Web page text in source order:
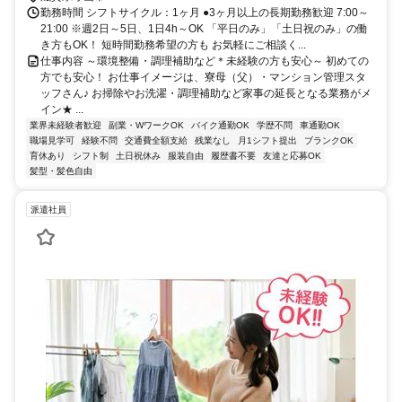
勤務時間 シフトサイクル：1ヶ月 ●3ヶ月以上の長期勤務歓迎 7:00～
21:00 ※週2日～5日、1日4h～OK 「平日のみ」「土日祝のみ」の働
き方もOK！ 短時間勤務希望の方も お気軽にご相談く...
仕事内容 ～環境整備・調理補助など＊未経験の方も安心～ 初めての
方でも安心！ お仕事イメージは、寮母（父）・マンション管理スタ
ッフさん♪ お掃除やお洗濯・調理補助など家事の延長となる業務がメ
イン★ ...
業界未経験者歓迎 副業・WワークOK バイク通勤OK 学歴不問
車通勤OK
職場見学可
経験不問 交通費全額支給 残業なし 月1シフト提出
ブランクOK
育休あり
シフト制 土日祝休み 服装自由 履歴書不要
友達と応募OK
髪型・髪色自由
派遣社員